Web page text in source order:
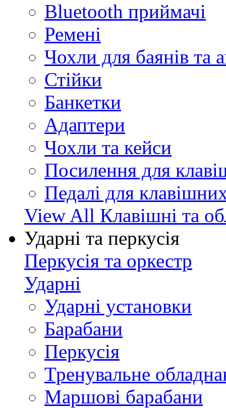
Bluetooth приймачі
Ремені
Чохли для баянів та
Стійки
Банкетки
Адаптери
Чохли та кейси
Посилення для
Педалі для
View All Клавішні та
Ударні та перкусія
Перкусія та оркестр
Ударні
Ударні установки
Барабани
Перкусія
Тренувальне
Маршові барабани